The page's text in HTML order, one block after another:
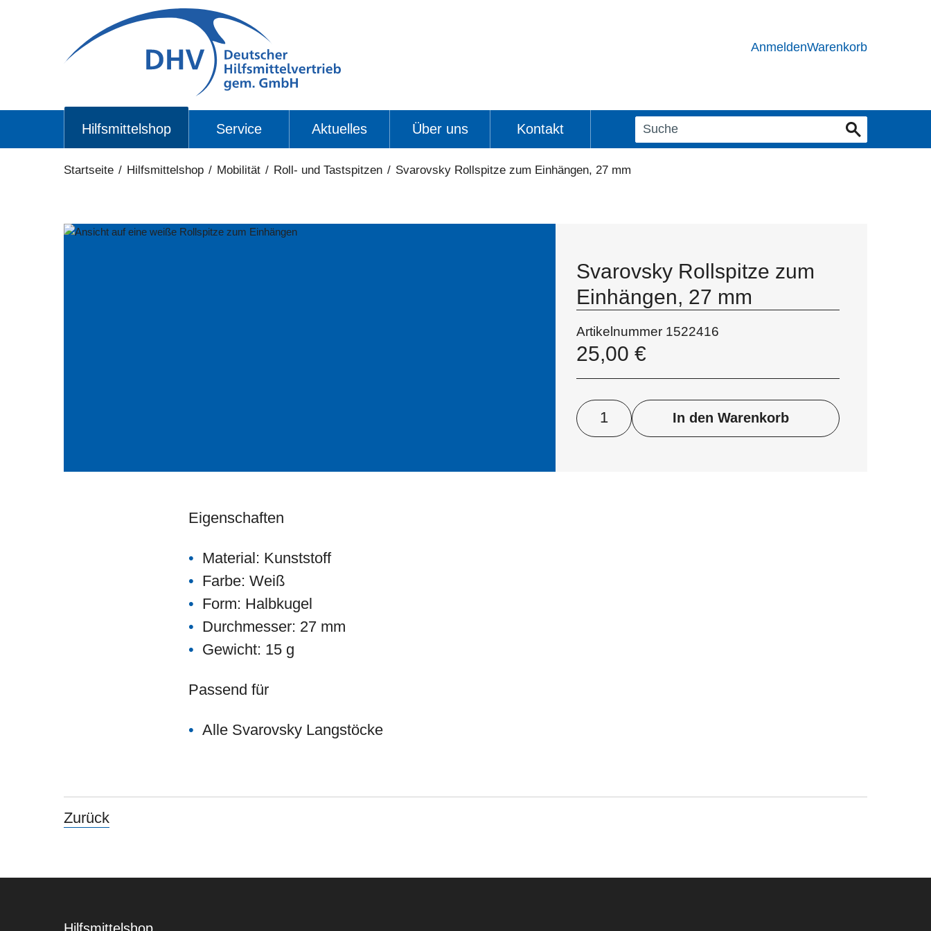
AnmeldenWarenkorb
Hilfsmittelshop Service Aktuelles Über uns Kontakt
Startseite / Hilfsmittelshop / Mobilität / Roll- und Tastspitzen / Svarovsky Rollspitze zum Einhängen, 27 mm
Svarovsky Rollspitze zum
Einhängen, 27 mm
Artikelnummer 1522416
25,00 €
In den Warenkorb
Eigenschaften
Material: Kunststoff
Farbe: Weiß
Form: Halbkugel
Durchmesser: 27 mm
Gewicht: 15 g
Passend für
Alle Svarovsky Langstöcke
Zurück
Hilfsmittelshop